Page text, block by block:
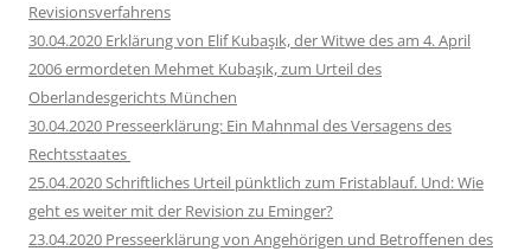
Revisionsverfahrens
30.04.2020 Erklärung von Elif Kubaşık, der Witwe des am 4. April
2006 ermordeten Mehmet Kubaşık, zum Urteil des
Oberlandesgerichts München
30.04.2020 Presseerklärung: Ein Mahnmal des Versagens des
Rechtsstaates
25.04.2020 Schriftliches Urteil pünktlich zum Fristablauf. Und: Wie
geht es weiter mit der Revision zu Eminger?
23.04.2020 Presseerklärung von Angehörigen und Betroffenen des